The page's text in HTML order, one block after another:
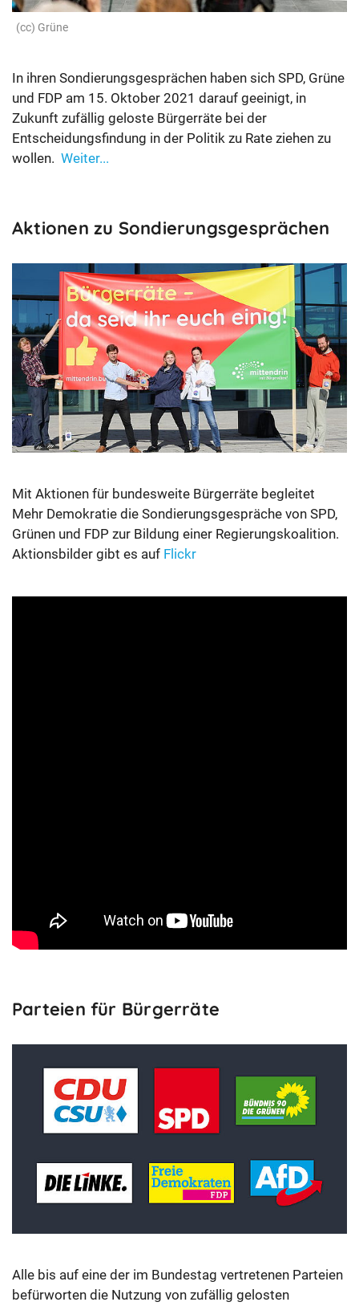
Grüne
In ihren Sondierungsgesprächen haben sich SPD, Grüne
und FDP am 15. Oktober 2021 darauf geeinigt, in
Zukunft zufällig geloste Bürgerräte bei der
Entscheidungsfindung in der Politik zu Rate ziehen zu
wollen. Weiter...
Aktionen zu Sondierungsgesprächen
Mit Aktionen für bundesweite Bürgerräte begleitet
Mehr Demokratie die Sondierungsgespräche von SPD,
Grünen und FDP zur Bildung einer Regierungskoalition.
Aktionsbilder gibt es auf Flickr
Parteien für Bürgerräte
Alle bis auf eine der im Bundestag vertretenen Parteien
befürworten die Nutzung von zufällig gelosten